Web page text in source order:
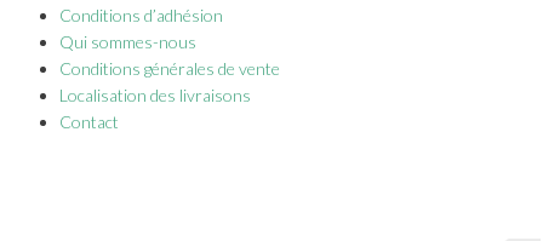
Conditions d’adhésion
Qui sommes-nous
Conditions générales de vente
Localisation des livraisons
Contact